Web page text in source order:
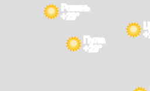
Пула
+29°
Ровинь
+29°